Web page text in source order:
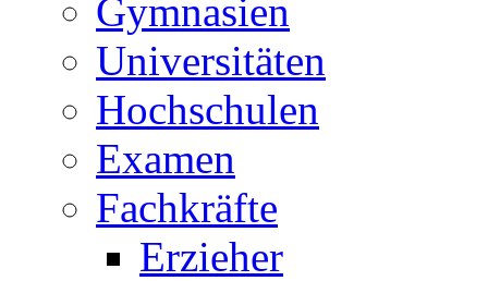
Gymnasien
Universitäten
Hochschulen
Examen
Fachkräfte
Erzieher